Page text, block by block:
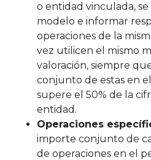
o entidad vinculada,
modelo e informar
operaciones de la
vez utilicen el mismo
valoración, siempre
conjunto de estas en
supere el 50% de la
entidad.
Operaciones
importe conjunto de
de operaciones en el